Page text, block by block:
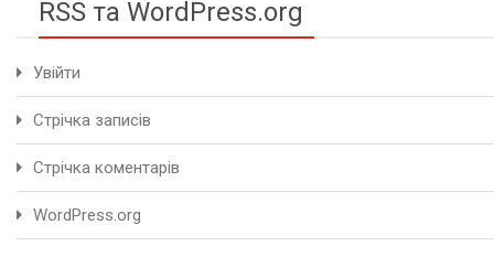
RSS та WordPress.org
Увійти
Стрічка записів
Стрічка коментарів
WordPress.org